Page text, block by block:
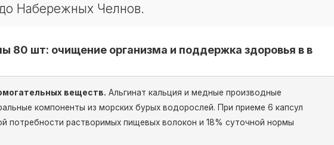
Набережных Челнов.
80 шт: очищение организма и поддержка здоровья в в
веществ. Альгинат кальция и медные производные
компоненты из морских бурых водорослей. При приеме 6 капсул
потребности растворимых пищевых волокон и 18% суточной нормы